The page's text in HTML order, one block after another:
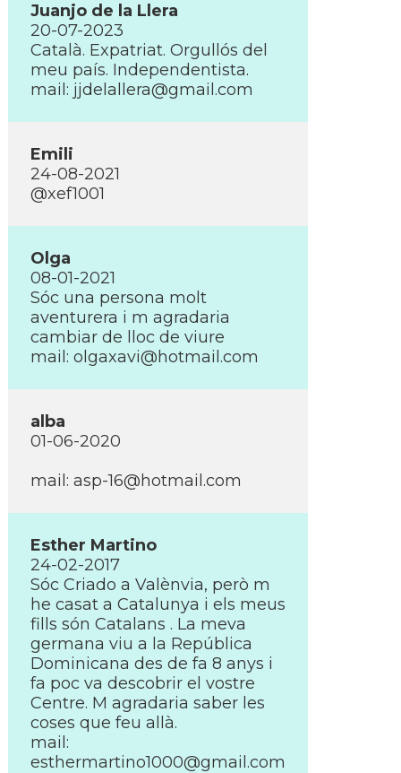
Juanjo de la Llera
20-07-2023
Català. Expatriat. Orgullós del
meu paí­s. Independentista.
mail: jjdelallera@gmail.com
Emili
24-08-2021
@xef1001
Olga
08-01-2021
Sóc una persona molt
aventurera i m agradaria
cambiar de lloc de viure
mail: olgaxavi@hotmail.com
alba
01-06-2020
mail: asp-16@hotmail.com
Esther Martino
24-02-2017
Sóc Criado a Valènvia, però m
he casat a Catalunya i els meus
fills són Catalans . La meva
germana viu a la República
Dominicana des de fa 8 anys i
fa poc va descobrir el vostre
Centre. M agradaria saber les
coses que feu allà.
mail:
esthermartino1000@gmail.com